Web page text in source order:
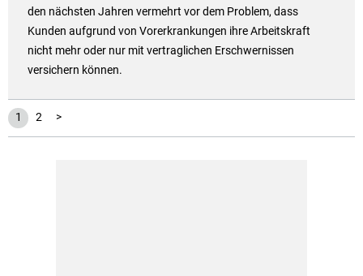
den nächsten Jahren vermehrt vor dem Problem, dass
Kunden aufgrund von Vorerkrankungen ihre Arbeitskraft
nicht mehr oder nur mit vertraglichen Erschwernissen
versichern können.
1 2 >